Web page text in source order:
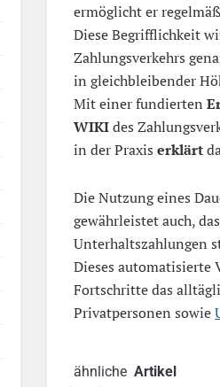
ermöglicht er
Diese Begrifflichkeit
Zahlungsverkehrs
in gleichbleibender
Mit einer fundierten
WIKIdes
in der Praxis erklärt
Die Nutzung eines
gewährleistet auch,
Unterhaltszahlungen
Dieses automatisierte
Fortschritte das
Privatpersonen sowie
ähnliche Artikel